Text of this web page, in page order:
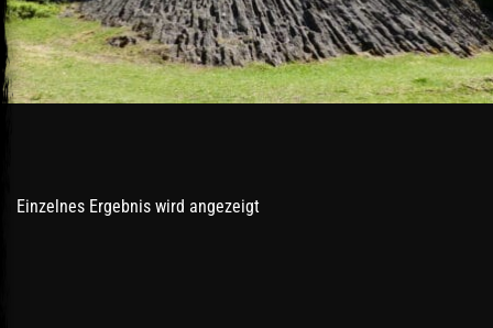
Einzelnes Ergebnis wird angezeigt